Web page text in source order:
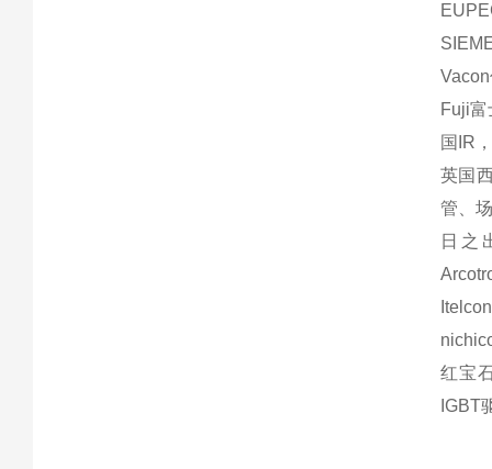
Fuji
国IR
英国
管、
日之
红宝
IGBT